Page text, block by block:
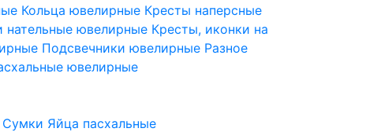
Кольца ювелирные Кресты наперсные
нательные ювелирные Кресты, иконки на
Подсвечники ювелирные Разное
ювелирные
Сумки Яйца пасхальные